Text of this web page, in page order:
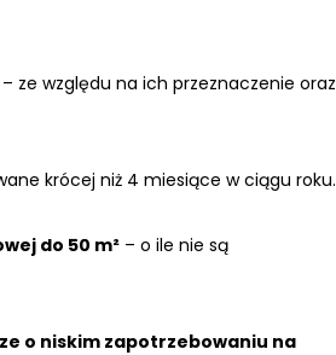
– ze względu na ich przeznaczenie oraz
krócej niż 4 miesiące w ciągu roku.
do 50 m² – o ile nie są
o niskim zapotrzebowaniu na